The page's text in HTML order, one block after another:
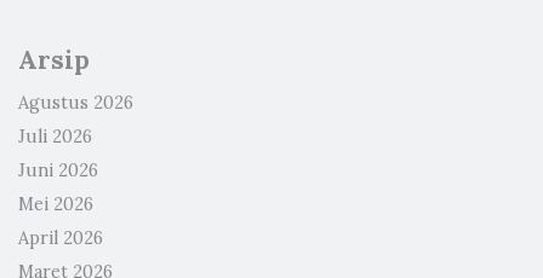
Arsip
Agustus 2026
Juli 2026
Juni 2026
Mei 2026
April 2026
Maret 2026